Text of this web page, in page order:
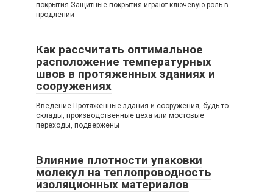
покрытия Защитные покрытия играют ключевую роль в
продлении
Как рассчитать оптимальное
расположение температурных
швов в протяженных зданиях и
сооружениях
Введение Протяжённые здания и сооружения, будь то
склады, производственные цеха или мостовые
переходы, подвержены
Влияние плотности упаковки
молекул на теплопроводность
изоляционных материалов